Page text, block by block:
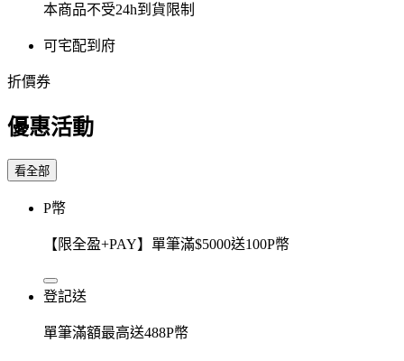
本商品不受24h到貨限制
可宅配到府
折價券
優惠活動
看全部
P幣
【限全盈+PAY】單筆滿$5000送100P幣
登記送
單筆滿額最高送488P幣